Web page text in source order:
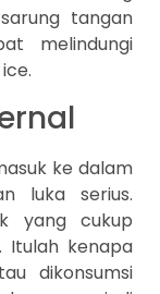
tangan
melindungi
ke dalam
luka serius.
yang cukup
Itulah kenapa
dikonsumsi